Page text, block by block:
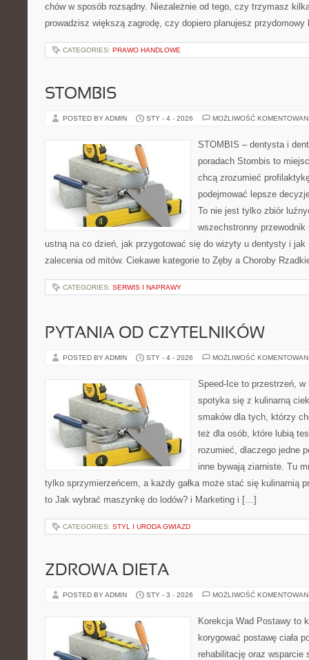
chów w sposób rozsądny. Niezależnie od tego, czy trzymasz
prowadzisz większą zagrodę, czy dopiero planujesz
CATEGORIES: PRAWO HANDLOWE
STOMBIS
POSTED BY ADMIN STY - 4 - 2026 MOŻLIWOŚĆ
STOMBIS – dentysta i
poradach Stombis to
chcą zrozumieć
podejmować lepsze
To nie jest tylko zbiór
wszechstronny
ustną na co dzień, jak przygotować się do wizyty u dentysty i jak
zalecenia od mitów. Ciekawe kategorie to Zęby a Choroby
CATEGORIES: SERWIS I NAPRAWY
PYTANIA OD CZYTELNIKÓW
POSTED BY ADMIN STY - 4 - 2026 MOŻLIWOŚĆ
Speed-Ice to przestrzeń, w
spotyka się z kulinarną
smaków dla tych, którzy
też dla osób, które lubią
rozumieć, dlaczego jedne
inne bywają ziarniste. Tu
tylko sprzymierzeńcem, a każdy gałka może stać się kulinarnią
to Jak wybrać maszynkę do lodów? i Marketing i […]
CATEGORIES: STYL I URODA GWIAZD
ZDROWA DIETA
POSTED BY ADMIN STY - 3 - 2026 MOŻLIWOŚĆ
Korekcja Wad Postawy to
korygować postawę ciała
rehabilitację oraz